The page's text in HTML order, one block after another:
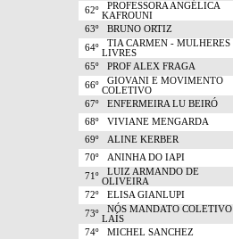
62º
PROFESSORA ANGÉLICA
KAFROUNI
63º
BRUNO ORTIZ
64º
TIA CARMEN - MULHERES
LIVRES
65º
PROF ALEX FRAGA
66º
GIOVANI E MOVIMENTO
COLETIVO
67º
ENFERMEIRA LU BEIRÓ
68º
VIVIANE MENGARDA
69º
ALINE KERBER
70º
ANINHA DO IAPI
71º
LUIZ ARMANDO DE
OLIVEIRA
72º
ELISA GIANLUPI
73º
NÓS MANDATO COLETIVO
LAÍS
74º
MICHEL SANCHEZ